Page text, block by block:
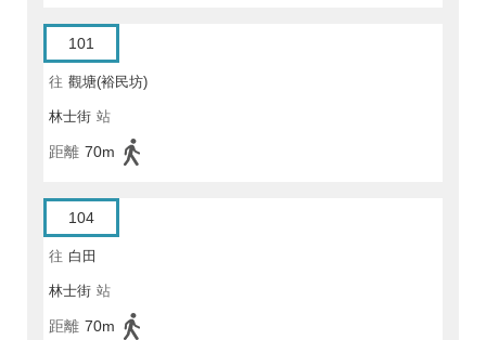
101
往 觀塘(裕民坊)
林士街 站
距離 70m
104
往 白田
林士街 站
距離 70m